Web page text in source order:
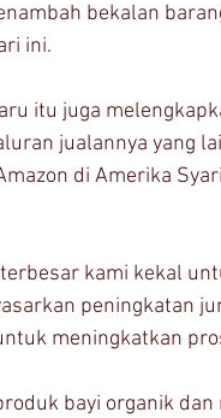
bekalan
ini.
itu juga
jualannya yang
di Amerika
kami kekal
peningkatan
meningkatkan
bayi organik